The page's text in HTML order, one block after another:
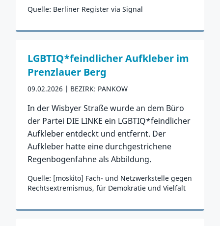
Quelle: Berliner Register via Signal
Zum Vorfall
LGBTIQ*feindlicher Aufkleber im
Prenzlauer Berg
09.02.2026 BEZIRK: PANKOW
In der Wisbyer Straße wurde an dem Büro
der Partei DIE LINKE ein LGBTIQ*feindlicher
Aufkleber entdeckt und entfernt. Der
Aufkleber hatte eine durchgestrichene
Regenbogenfahne als Abbildung.
Quelle: [moskito] Fach- und Netzwerkstelle gegen
Rechtsextremismus, für Demokratie und Vielfalt
Zum Vorfall